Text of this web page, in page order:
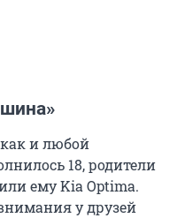
и любой
18, родители
ему Kia Optima.
у друзей